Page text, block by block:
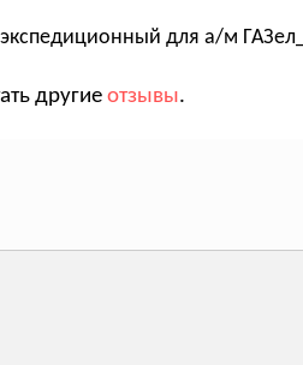
для а/м
другие отзывы.